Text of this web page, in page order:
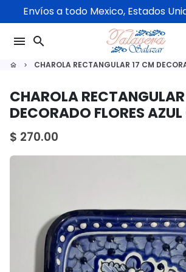
directamente
contenido
Envíos a todo Mexico, Estados
menu search
home keyboard_arrow_right CHAROLA RECTANGULAR 17 CM
CHAROLA
DECORADO FLORES
$ 270.00